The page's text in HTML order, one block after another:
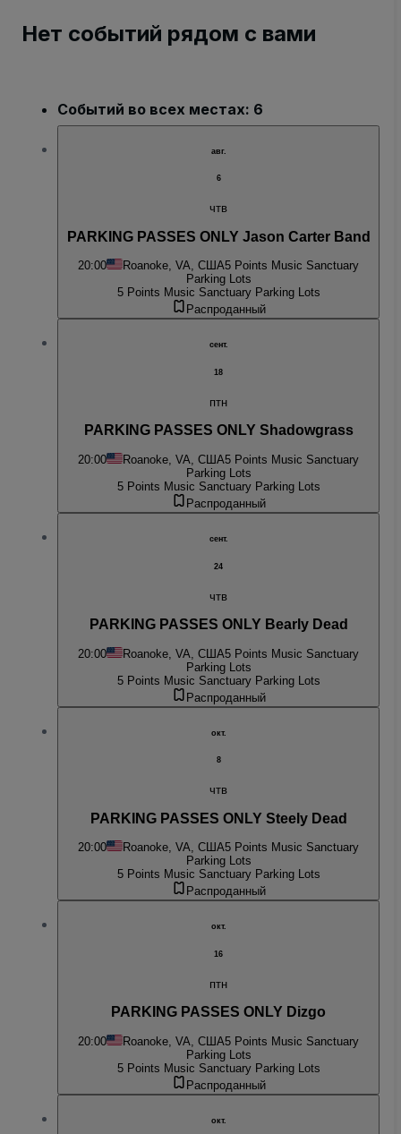
Нет событий рядом с вами
Событий во всех местах: 6
авг.
6
чтв
PARKING PASSES ONLY Jason Carter Band
20:00 Roanoke, VA, США5 Points Music Sanctuary
Parking Lots
5 Points Music Sanctuary Parking Lots
Распроданный
сент.
18
птн
PARKING PASSES ONLY Shadowgrass
20:00 Roanoke, VA, США5 Points Music Sanctuary
Parking Lots
5 Points Music Sanctuary Parking Lots
Распроданный
сент.
24
чтв
PARKING PASSES ONLY Bearly Dead
20:00 Roanoke, VA, США5 Points Music Sanctuary
Parking Lots
5 Points Music Sanctuary Parking Lots
Распроданный
окт.
8
чтв
PARKING PASSES ONLY Steely Dead
20:00 Roanoke, VA, США5 Points Music Sanctuary
Parking Lots
5 Points Music Sanctuary Parking Lots
Распроданный
окт.
16
птн
PARKING PASSES ONLY Dizgo
20:00 Roanoke, VA, США5 Points Music Sanctuary
Parking Lots
5 Points Music Sanctuary Parking Lots
Распроданный
окт.